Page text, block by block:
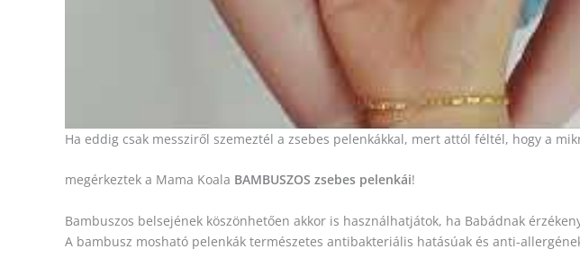
Ha eddig csak messziről szemeztél a zsebes pelenkákkal, mert attól féltél, hogy a
megérkeztek a Mama Koala BAMBUSZOS zsebes pelenkái!
Bambuszos belsejének köszönhetően akkor is használhatjátok, ha Babádnak
A bambusz mosható pelenkák természetes antibakteriális hatásúak és anti-